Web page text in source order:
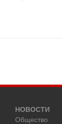
НОВОСТИ
Общество